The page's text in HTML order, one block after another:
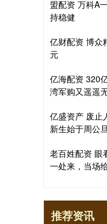
盟配资 万科A
持稳健
亿财配资 博众
元
亿海配资 320
湾军购又遥遥
亿盛资产 废止
新生始于周公
老百姓配资 眼
一处来，当场
推荐资讯